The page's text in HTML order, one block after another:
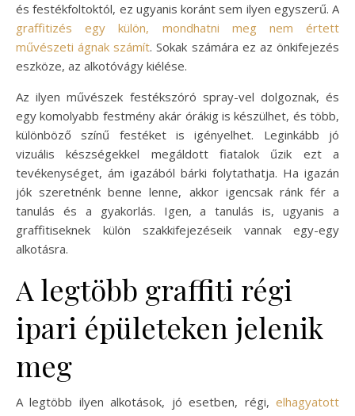
és festékfoltoktól, ez ugyanis koránt sem ilyen egyszerű. A
graffitizés egy külön, mondhatni meg nem értett
művészeti ágnak számít. Sokak számára ez az önkifejezés
eszköze, az alkotóvágy kiélése.
Az ilyen művészek festékszóró spray-vel dolgoznak, és
egy komolyabb festmény akár órákig is készülhet, és több,
különböző színű festéket is igényelhet. Leginkább jó
vizuális készségekkel megáldott fiatalok űzik ezt a
tevékenységet, ám igazából bárki folytathatja. Ha igazán
jók szeretnénk benne lenne, akkor igencsak ránk fér a
tanulás és a gyakorlás. Igen, a tanulás is, ugyanis a
graffitiseknek külön szakkifejezéseik vannak egy-egy
alkotásra.
A legtöbb graffiti régi
ipari épületeken jelenik
meg
A legtöbb ilyen alkotások, jó esetben, régi, elhagyatott